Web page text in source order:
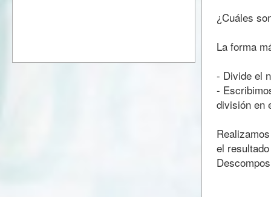
¿Cuáles
La forma
- Divide el
-
división en
el